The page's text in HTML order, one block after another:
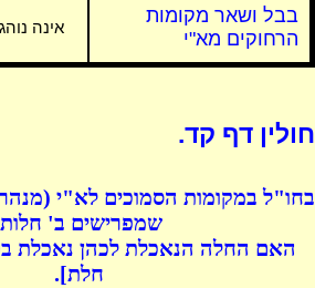
בבל ושאר מקומות
הרחוקים מא"י
אינה
חולין דף קד.
בחו"ל במקומות הסמוכים לא"י
שמפרישים ב'
האם החלה הנאכלת לכהן נאכלת
חלת].